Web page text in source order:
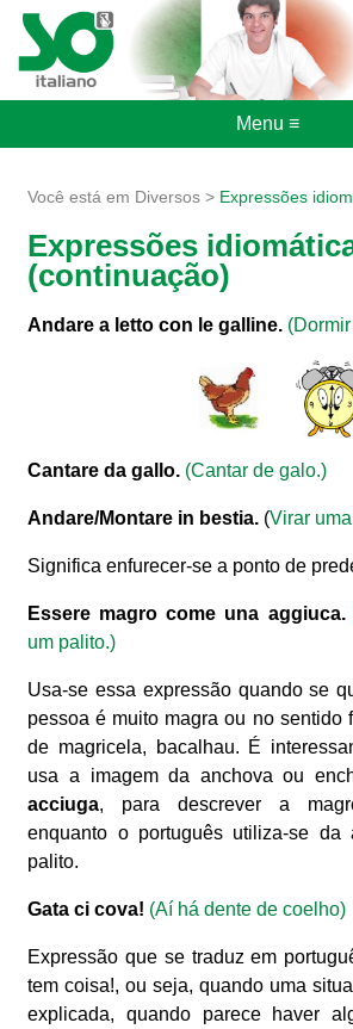
Você está em Diversos > Expressões
Expressões
(continuação)
Andare a letto con le galline.
Cantare da gallo. (Cantar de galo.)
Andare/Montare in bestia. (Virar
Significa enfurecer-se a ponto de
Essere magro come una aggiuca.
um palito.)
Usa-se essa expressão quando se
pessoa é muito magra ou no sentido
de magricela, bacalhau. É
usa a imagem da anchova ou
acciuga, para descrever a
enquanto o português utiliza-se da
palito.
Gata ci cova! (Aí há dente de coelho)
Expressão que se traduz em
tem coisa!, ou seja, quando uma
explicada, quando parece haver